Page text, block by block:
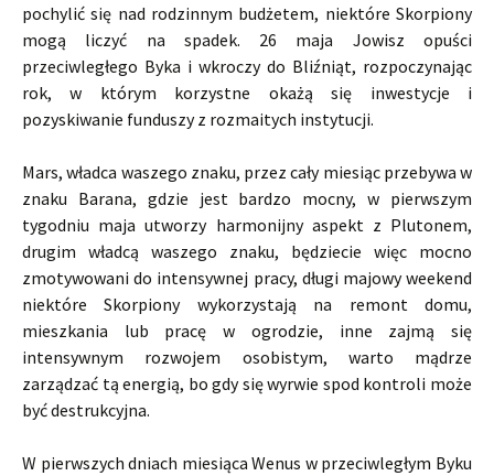
pochylić się nad rodzinnym budżetem, niektóre Skorpiony
mogą liczyć na spadek. 26 maja Jowisz opuści
przeciwległego Byka i wkroczy do Bliźniąt, rozpoczynając
rok, w którym korzystne okażą się inwestycje i
pozyskiwanie funduszy z rozmaitych instytucji.
Mars, władca waszego znaku, przez cały miesiąc przebywa w
znaku Barana, gdzie jest bardzo mocny, w pierwszym
tygodniu maja utworzy harmonijny aspekt z Plutonem,
drugim władcą waszego znaku, będziecie więc mocno
zmotywowani do intensywnej pracy, długi majowy weekend
niektóre Skorpiony wykorzystają na remont domu,
mieszkania lub pracę w ogrodzie, inne zajmą się
intensywnym rozwojem osobistym, warto mądrze
zarządzać tą energią, bo gdy się wyrwie spod kontroli może
być destrukcyjna.
W pierwszych dniach miesiąca Wenus w przeciwległym Byku